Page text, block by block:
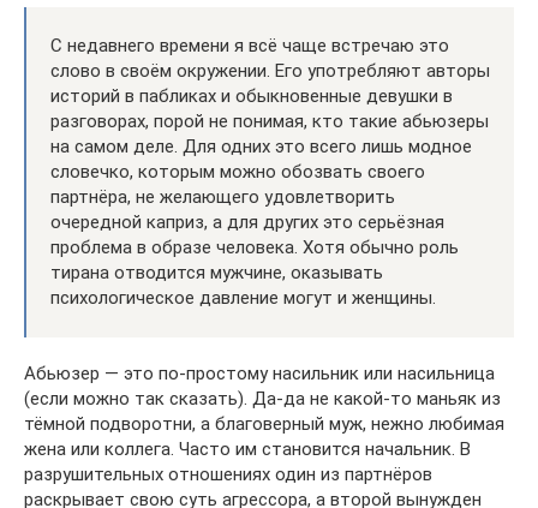
С недавнего времени я всё чаще встречаю это
слово в своём окружении. Его употребляют авторы
историй в пабликах и обыкновенные девушки в
разговорах, порой не понимая, кто такие абьюзеры
на самом деле. Для одних это всего лишь модное
словечко, которым можно обозвать своего
партнёра, не желающего удовлетворить
очередной каприз, а для других это серьёзная
проблема в образе человека. Хотя обычно роль
тирана отводится мужчине, оказывать
психологическое давление могут и женщины.
Абьюзер — это по-простому насильник или насильница
(если можно так сказать). Да-да не какой-то маньяк из
тёмной подворотни, а благоверный муж, нежно любимая
жена или коллега. Часто им становится начальник. В
разрушительных отношениях один из партнёров
раскрывает свою суть агрессора, а второй вынужден